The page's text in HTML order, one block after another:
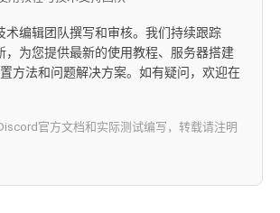
术编辑团队撰写和审核。我们持续跟踪
，为您提供最新的使用教程、服务器搭建
方法和问题解决方案。如有疑问，欢迎在
官方文档和实际测试编写，转载请注明